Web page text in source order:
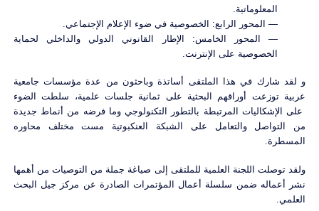
المعلوماتية.
— المحور الرابع: الخصوصية في ضوء الإعلام الإجتماعي.
— المحور الخامس: الإطار القانوني الدولي والداخلي لحماية
الخصوصية على الإنترنت.
و لقد شارك في هذا الملتقى أساتذة وباحثون من عدة مؤسسات جامعية
عربية توزعت أوراقهم البحثية على ثمانية جلسات علمية، سلطت الضوء
على الإشكاليات المرتبطة بالتطور التكنولوجي وما فرضه من أنماط جديدة
من التواصل والتعامل على الشبكة العنكبوتية مست مختلف محاوره
المسطرة.
ولقد توصلت اللجنة العلمية للملتقى إلى صياغة جملة من التوصيات من أهمها
نشر أعماله ضمن سلسلة أعمال المؤتمرات الصادرة عن مركز جيل البحث
العلمي.